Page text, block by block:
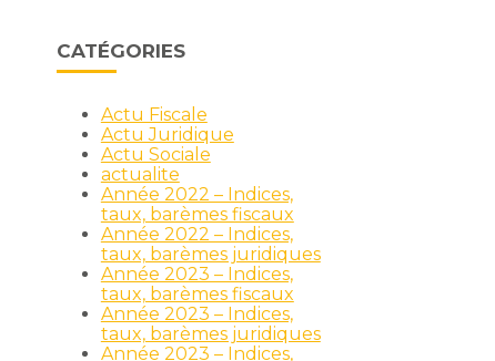
CATÉGORIES
Actu Fiscale
Actu Juridique
Actu Sociale
actualite
Année 2022 – Indices,
taux, barèmes fiscaux
Année 2022 – Indices,
taux, barèmes juridiques
Année 2023 – Indices,
taux, barèmes fiscaux
Année 2023 – Indices,
taux, barèmes juridiques
Année 2023 – Indices,